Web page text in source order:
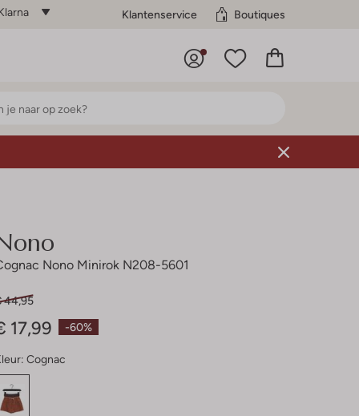
Klantenservice Boutiques
Nono Minirok N208-5601
-60%
44,95
17,99
Cognac